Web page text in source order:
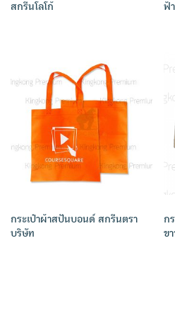
สกรีนโลโก้
ฟ้า
กระเป๋าผ้าสปันบอนด์ สกรีนตรา
บริษัท
ก
ขา